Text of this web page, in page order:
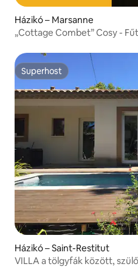
Házikó – Marsanne
„Cottage Combet” Cosy -
Superhost
Superhost
Házikó – Saint-Restitut
VILLA a tölgyfák között,